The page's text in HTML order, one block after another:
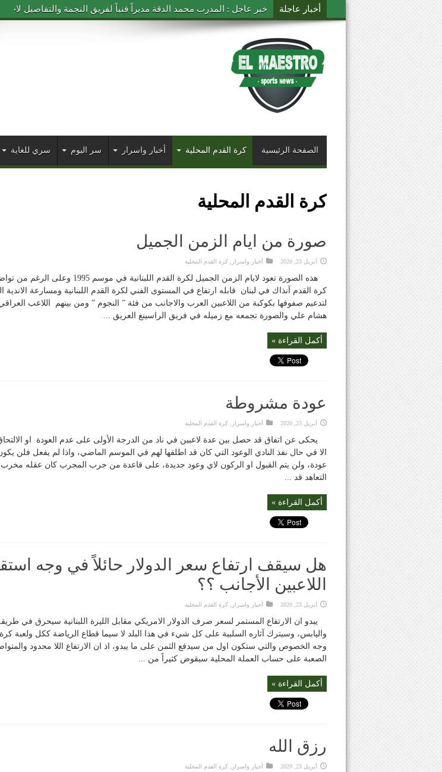
أخبار عاجلة خبر عاجل : المدرب محمد الدقة مديراً فنياً لفريق النجمة والتفاصيل لاحقاً
الصفحة الرئيسية كرة القدم المحلية أخبار واسرار سر اليوم سري للغاية
كرة القدم المحلية
صورة من ايام الزمن الجميل
أبريل 23, 2020 أخبار واسرار ,كرة القدم المحلية
هذه الصورة تعود لايام الزمن الجميل لكرة القدم اللبنانية في موسم
كرة القدم آنذاك في لبنان قابله ارتفاع في المستوى الفني لكرة القدم اللبنانية ومسارعة الاندية
لتدعيم صفوفها بكوكبة من اللاعبين العرب والاجانب من فئة ” النجوم ” ومن بينهم اللاعب
هشام علي والصورة تجمعه مع زميله في فريق الراسينغ العريق ...
أكمل القراءة »
عودة مشروطة
أبريل 23, 2020 أخبار واسرار ,كرة القدم المحلية
يحكى عن اتفاق قد حصل بين عدة لاعبين في ناد من الدرجة الأولى على عدم العودة او الالتحاق
الا في حال نفذ النادي الوعود التي كان قد اطلقها لهم في الموسم الماضي، واذا لم يفعل فلن
عودة، ولن يتم القبول او الركون لاي وعود جديدة، على قاعدة من جرب المجرب كان عقله
التعاهد قد ...
أكمل القراءة »
هل سيقف ارتفاع سعر الدولار حائلاً في وجه
اللاعبين الأجانب ؟؟
أبريل 23, 2020 أخبار واسرار ,كرة القدم المحلية
يبدو ان الارتفاع المستمر لسعر صرف الدولار الامريكي مقابل الليرة اللبنانية سيحرق في
واليابس، وسيترك آثاره السلبية على كل شيء في هذا البلد لا سيما قطاع الرياضة ككل ولعبة
وجه الخصوص والتي ستكون اول من سيدفع الثمن على ما يبدو، اذ ان الارتفاع اللا محدود
الصعبة على حساب العملة المحلية سيقوض كثيراً من ...
أكمل القراءة »
رزق الله
أبريل 23, 2020 أخبار واسرار ,كرة القدم المحلية